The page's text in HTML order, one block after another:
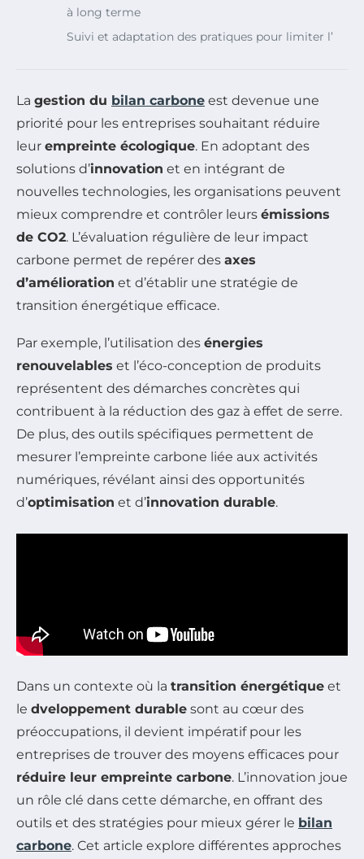
à long terme
Suivi et adaptation des pratiques pour limiter l’
La gestion du bilan carbone est devenue une
priorité pour les entreprises souhaitant réduire
leur empreinte écologique. En adoptant des
solutions d’innovation et en intégrant de
nouvelles technologies, les organisations peuvent
mieux comprendre et contrôler leurs émissions
de CO2. L’évaluation régulière de leur impact
carbone permet de repérer des axes
d’amélioration et d’établir une stratégie de
transition énergétique efficace.
Par exemple, l’utilisation des énergies
renouvelables et l’éco-conception de produits
représentent des démarches concrètes qui
contribuent à la réduction des gaz à effet de serre.
De plus, des outils spécifiques permettent de
mesurer l’empreinte carbone liée aux activités
numériques, révélant ainsi des opportunités
d’optimisation et d’innovation durable.
Dans un contexte où la transition énergétique et
le dveloppement durable sont au cœur des
préoccupations, il devient impératif pour les
entreprises de trouver des moyens efficaces pour
réduire leur empreinte carbone. L’innovation joue
un rôle clé dans cette démarche, en offrant des
outils et des stratégies pour mieux gérer le bilan
carbone. Cet article explore différentes approches